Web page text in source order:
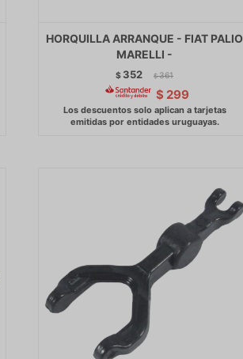
HORQUILLA ARRANQUE - FIAT PALIO
MARELLI -
$ 352 $ 361
$ 299